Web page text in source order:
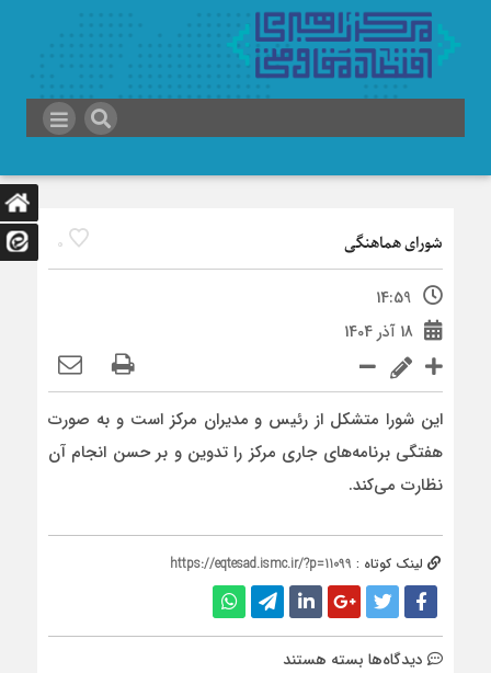
0 شورای هماهنگی
14:59
18 آذر 1404
این شورا متشکل از رئیس و مدیران مرکز است و به صورت
هفتگی برنامه‌های جاری مرکز را تدوین و بر حسن انجام آن
نظارت می‌کند.
لینک کوتاه : https://eqtesad.ismc.ir/?p=11099
دیدگاه‌ها برای
بسته هستند